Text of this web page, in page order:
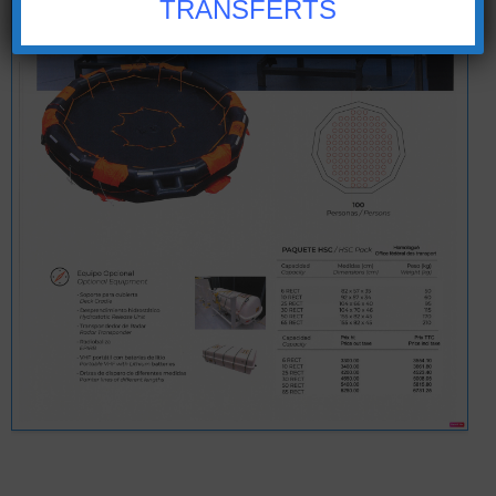
TRANSFERTS